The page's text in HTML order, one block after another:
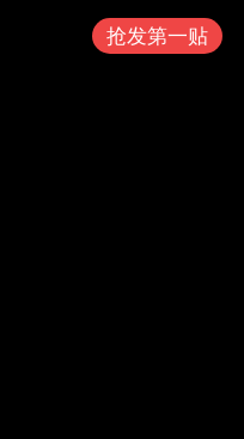
抢发第一贴